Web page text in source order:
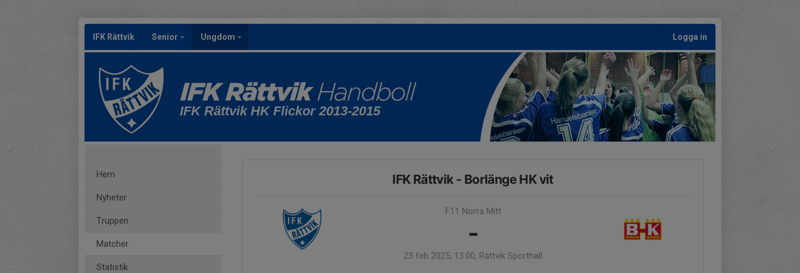
IFK Rättvik Senior Ungdom Logga in
IFK Rättvik HK Flickor 2013-2015
Hem
Nyheter
Truppen
Matcher
Statistik
IFK Rättvik - Borlänge HK vit
F11 Norra Mitt
-
23 feb 2025, 13:00, Rättvik Sporthall